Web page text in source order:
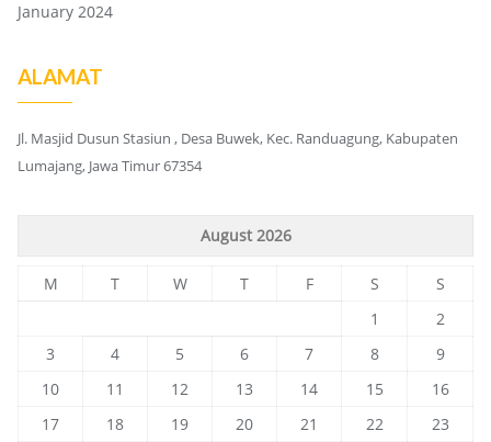
January 2024
ALAMAT
Jl. Masjid Dusun Stasiun , Desa Buwek, Kec. Randuagung, Kabupaten
Lumajang, Jawa Timur 67354
August 2026
M T W T F S
S
1
2
3
4 5 6 7 8
9
10
11 12 13 14 15
16
17
18 19 20 21 22
23